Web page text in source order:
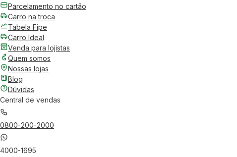
Parcelamento no cartão
Carro na troca
Tabela Fipe
Carro Ideal
Venda para lojistas
Quem somos
Nossas lojas
Blog
Dúvidas
Central de vendas
0800-200-2000
4000-1695